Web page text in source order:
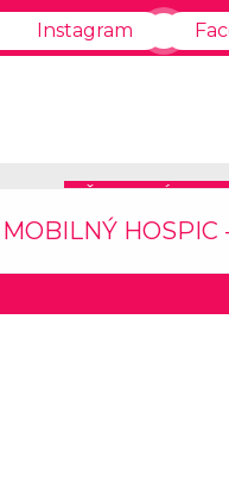
Instagram
ČO ROBÍME